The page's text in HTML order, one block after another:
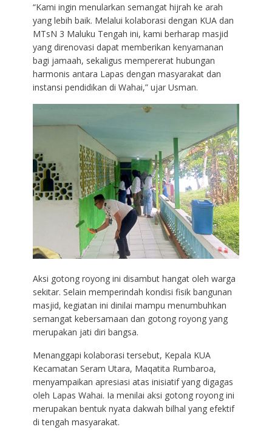
“Kami ingin menularkan semangat hijrah ke arah
yang lebih baik. Melalui kolaborasi dengan KUA dan
MTsN 3 Maluku Tengah ini, kami berharap masjid
yang direnovasi dapat memberikan kenyamanan
bagi jamaah, sekaligus mempererat hubungan
harmonis antara Lapas dengan masyarakat dan
instansi pendidikan di Wahai,” ujar Usman.
Aksi gotong royong ini disambut hangat oleh warga
sekitar. Selain memperindah kondisi fisik bangunan
masjid, kegiatan ini dinilai mampu menumbuhkan
semangat kebersamaan dan gotong royong yang
merupakan jati diri bangsa.
Menanggapi kolaborasi tersebut, Kepala KUA
Kecamatan Seram Utara, Maqatita Rumbaroa,
menyampaikan apresiasi atas inisiatif yang digagas
oleh Lapas Wahai. Ia menilai aksi gotong royong ini
merupakan bentuk nyata dakwah bilhal yang efektif
di tengah masyarakat.